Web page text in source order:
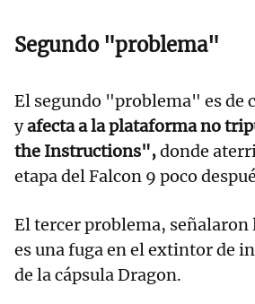
Segundo "problema"
El segundo "problema" es de
yafecta a la plataforma no
the Instructions",donde
etapa del Falcon 9 poco
El tercer problema,
es una fuga en el extintor de
de la cápsula Dragon.